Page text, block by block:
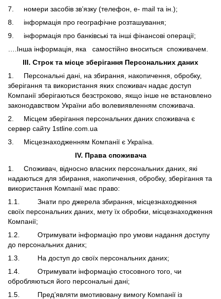
7. номери засобів зв’язку (телефон, e- mail та ін.);
8. інформація про географічне розташування;
9. інформація про банківські та інші фінансові операції;
….Інша інформація, яка самостійно вноситься споживачем.
ІІІ. Строк та місце зберігання Персональних даних
1. Персональні дані, на збирання, накопичення, обробку,
зберігання та використання яких споживач надає доступ
Компанії зберігаються безстроково, якщо інше не встановлено
законодавством України або волевиявленням споживача.
2. Місцем зберігання персональних даних споживача є
сервер сайту 1stline.com.ua
3. Місцезнаходженням Компанії є Україна.
IV. Права споживача
1. Споживач, відносно власних персональних даних, які
надаються для збирання, накопичення, обробку, зберігання та
використання Компанії має право:
1.1. Знати про джерела збирання, місцезнаходження
своїх персональних даних, мету їх обробки, місцезнаходження
Компанії;
1.2. Отримувати інформацію про умови надання доступу
до персональних даних;
1.3. На доступ до своїх персональних даних;
1.4. Отримувати інформацію стосовного того, чи
обробляються його персональні дані;
1.5. Пред’являти вмотивовану вимогу Компанії із